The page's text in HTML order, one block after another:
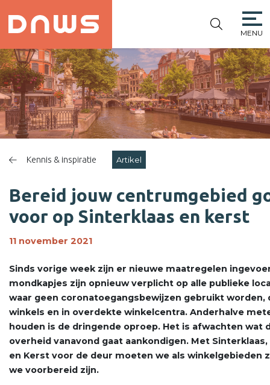
NIEUWE
WINKELSTRAAT
MENU
Kennis & inspiratie Artikel
Bereid jouw centrumgebied
voor op Sinterklaas en kerst
11 november 2021
Sinds vorige week zijn er nieuwe maatregelen
mondkapjes zijn opnieuw verplicht op alle publieke
waar geen coronatoegangsbewijzen gebruikt worden,
winkels en in overdekte winkelcentra. Anderhalve
houden is de dringende oproep. Het is afwachten wat
overheid vanavond gaat aankondigen. Met Sinterklaas,
en Kerst voor de deur moeten we als winkelgebieden
we voorbereid zijn.